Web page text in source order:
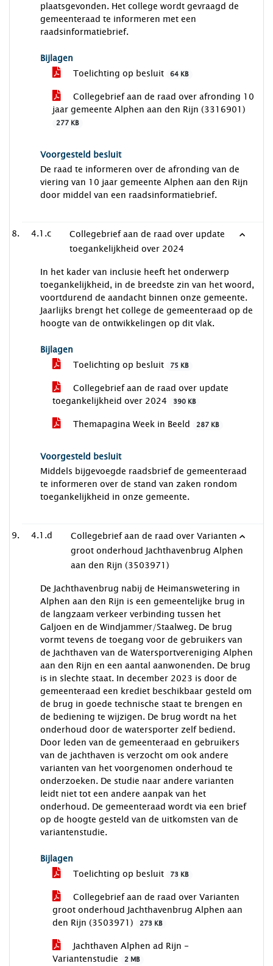
plaatsgevonden. Het college wordt gevraagd de
gemeenteraad te informeren met een
raadsinformatiebrief.
Bijlagen
Toelichting op besluit
64 KB
Collegebrief aan de raad over afronding 10
jaar gemeente Alphen aan den Rijn (3316901)
277 KB
Voorgesteld besluit
De raad te informeren over de afronding van de
viering van 10 jaar gemeente Alphen aan den Rijn
door middel van een raadsinformatiebrief.
4.1.c
Collegebrief aan de raad over update
toegankelijkheid over 2024
In het kader van inclusie heeft het onderwerp
toegankelijkheid, in de breedste zin van het woord,
voortdurend de aandacht binnen onze gemeente.
Jaarlijks brengt het college de gemeenteraad op de
hoogte van de ontwikkelingen op dit vlak.
Bijlagen
Toelichting op besluit
75 KB
Collegebrief aan de raad over update
toegankelijkheid over 2024
390 KB
Themapagina Week in Beeld 287 KB
Voorgesteld besluit
Middels bijgevoegde raadsbrief de gemeenteraad
te informeren over de stand van zaken rondom
toegankelijkheid in onze gemeente.
4.1.d
Collegebrief aan de raad over Varianten
groot onderhoud Jachthavenbrug Alphen
aan den Rijn (3503971)
De Jachthavenbrug nabij de Heimanswetering in
Alphen aan den Rijn is een gemeentelijke brug in
de langzaam verkeer verbinding tussen het
Galjoen en de Windjammer/Staalweg. De brug
vormt tevens de toegang voor de gebruikers van
de Jachthaven van de Watersportvereniging Alphen
aan den Rijn en een aantal aanwonenden. De brug
is in slechte staat. In december 2023 is door de
gemeenteraad een krediet beschikbaar gesteld om
de brug in goede technische staat te brengen en
de bediening te wijzigen. De brug wordt na het
onderhoud door de watersporter zelf bediend.
Door leden van de gemeenteraad en gebruikers
van de jachthaven is verzocht om ook andere
varianten van het voorgenomen onderhoud te
onderzoeken. De studie naar andere varianten
leidt niet tot een andere aanpak van het
onderhoud. De gemeenteraad wordt via een brief
op de hoogte gesteld van de uitkomsten van de
variantenstudie.
Bijlagen
Toelichting op besluit
73 KB
Collegebrief aan de raad over Varianten
groot onderhoud Jachthavenbrug Alphen aan
den Rijn (3503971)
273 KB
Jachthaven Alphen ad Rijn -
Variantenstudie
2 MB